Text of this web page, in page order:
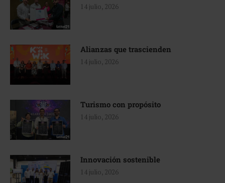
14 julio, 2026
Alianzas que trascienden
14 julio, 2026
Turismo con propósito
14 julio, 2026
Innovación sostenible
14 julio, 2026